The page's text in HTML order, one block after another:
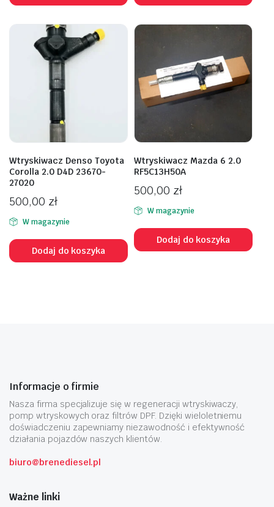
Wtryskiwacz Denso Toyota
Corolla 2.0 D4D 23670-
27020
500,00 zł
W magazynie
Dodaj do koszyka
Wtryskiwacz Mazda 6 2.0
RF5C13H50A
500,00 zł
W magazynie
Dodaj do koszyka
Informacje o firmie
Nasza firma specjalizuje się w regeneracji wtryskiwaczy,
pomp wtryskowych oraz filtrów DPF. Dzięki wieloletniemu
doświadczeniu zapewniamy niezawodność i efektywność
działania pojazdów naszych klientów.
biuro@brenediesel.pl
Ważne linki